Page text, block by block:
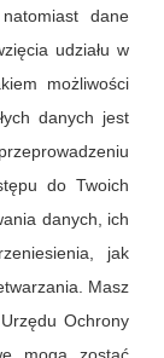
dane
udziału w
możliwości
danych jest
do Twoich
danych, ich
jak
Masz
Ochrony